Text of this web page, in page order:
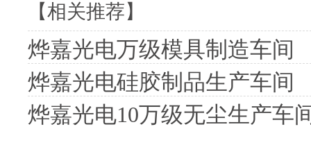
【相关推荐】
烨嘉光电万级模具制造车间
烨嘉光电硅胶制品生产车间
烨嘉光电10万级无尘生产车